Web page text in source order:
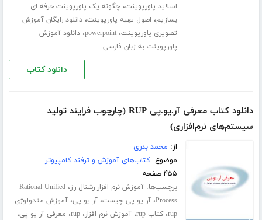
اسلاید پاورپوینت، چگونه یک پاورپوینت حرفه ای
بسازیم، اصول تهیه پاورپوینت،دانلود رایگان آموزش
تصویری پاورپوینت،powerpoint،دانلود آموزش
پاورپوینت به زبان فارسی
دانلود کتاب
دانلود کتاب معرفی آر.یو.پی RUP (چارچوب فرایند تولید
سیستم‌های نرم‌افزاری)
از: محمد بدری
موضوع:کتاب‌های آموزش و ترفند کامپیوتر
۴۵۵ صفحه
برچسب‌ها:آموزش نرم افزار رشنال رز،Rational Unified
Process،آر یو پی چیست،آر یو پی،آموزش متدولوژی
rup،کتاب rup ،آموزش نرم افزار،rup، معرفی آر یو پی،